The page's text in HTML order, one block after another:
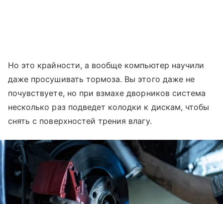
Но это крайности, а вообще компьютер научили
даже просушивать тормоза. Вы этого даже не
почувствуете, но при взмахе дворников система
несколько раз подведет колодки к дискам, чтобы
снять с поверхностей трения влагу.